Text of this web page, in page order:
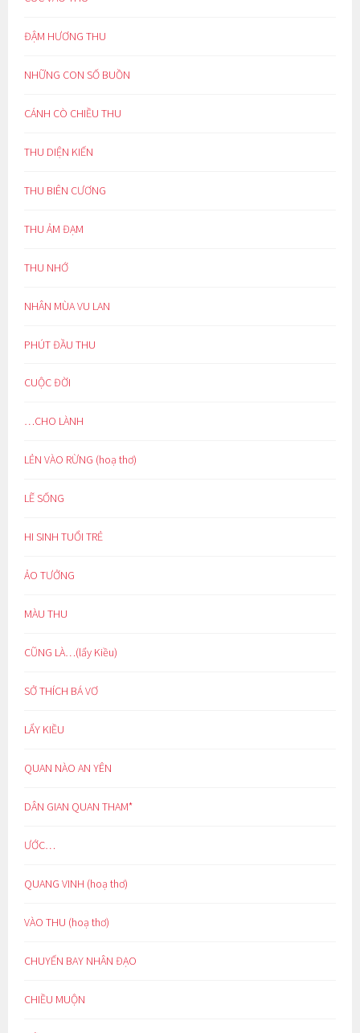
ĐẬM HƯƠNG THU
NHỮNG CON SỐ BUỒN
CÁNH CÒ CHIỀU THU
THU DIỆN KIẾN
THU BIÊN CƯƠNG
THU ẢM ĐẠM
THU NHỚ
NHÂN MÙA VU LAN
PHÚT ĐẦU THU
CUỘC ĐỜI
…CHO LÀNH
LẺN VÀO RỪNG (hoạ thơ)
LẼ SỐNG
HI SINH TUỔI TRẺ
ẢO TƯỞNG
MÀU THU
CŨNG LÀ…(lẩy Kiều)
SỞ THÍCH BÁ VƠ
LẨY KIỀU
QUAN NÀO AN YÊN
DÂN GIAN QUAN THAM*
ƯỚC…
QUANG VINH (hoạ thơ)
VÀO THU (hoạ thơ)
CHUYẾN BAY NHÂN ĐẠO
CHIỀU MUỘN